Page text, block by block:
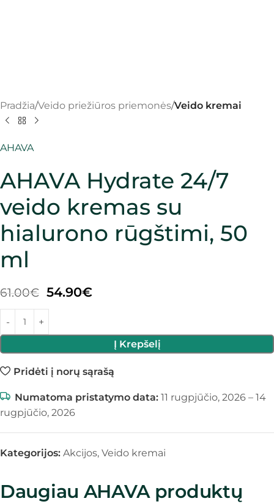
Pradžia Veido priežiūros priemonės Veido kremai
AHAVA
AHAVA Hydrate 24/7
veido kremas su
hialurono rūgštimi, 50
ml
61.00€ 54.90€
Į Krepšelį
Pridėti į norų sąrašą
Numatoma pristatymo data: 11 rugpjūčio, 2026 – 14
rugpjūčio, 2026
Kategorijos: Akcijos, Veido kremai
Daugiau AHAVA produktų